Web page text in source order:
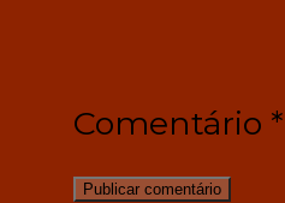
Comentário *